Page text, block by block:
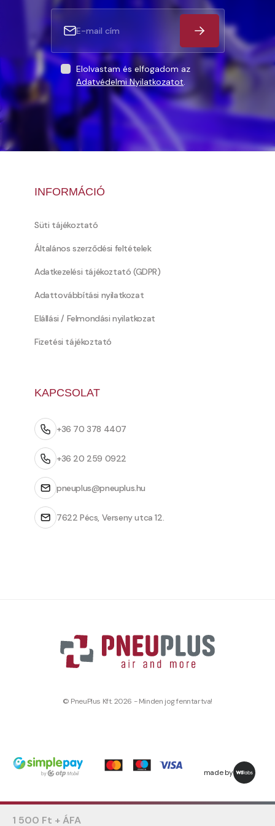
1 500 Ft + ÁFA
Elolvastam és elfogadom az
Adatvédelmi Nyilatkozatot.
INFORMÁCIÓ
Süti tájékoztató
Általános szerződési feltételek
Adatkezelési tájékoztató (GDPR)
Adattovábbítási nyilatkozat
Elállási / Felmondási nyilatkozat
Fizetési tájékoztató
KAPCSOLAT
+36 70 378 4407
+36 20 259 0922
pneuplus@pneuplus.hu
7622 Pécs, Verseny utca 12.
© PneuPlus Kft. 2026 - Minden jog fenntartva!
made by